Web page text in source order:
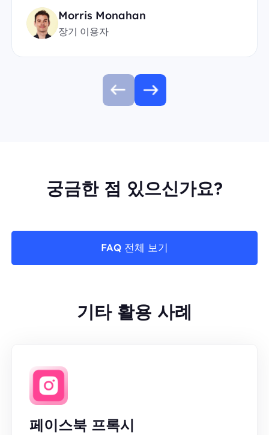
Morris Monahan
장기 이용자
궁금한 점 있으신가요?
FAQ 전체 보기
기타 활용 사례
페이스북 프록시